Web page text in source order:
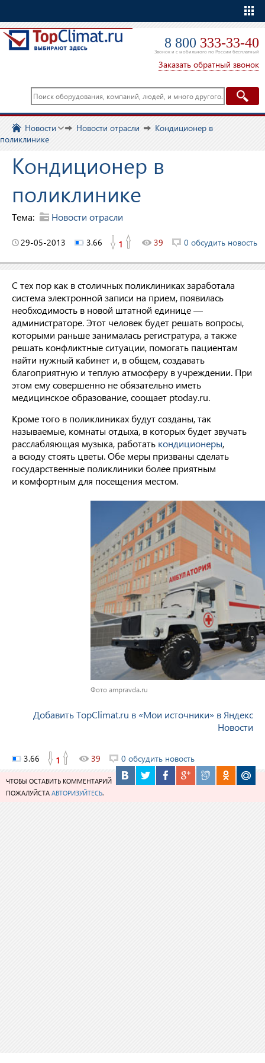
8 800 333-33-40
Звонок и с мобильного по России бесплатный
Заказать обратный звонок
Новости Новости отрасли
Кондиционер в
поликлинике
Кондиционер в
поликлинике
Тема: Новости отрасли
29-05-2013 3.66 1 39 0 обсудить новость
С тех пор как в столичных поликлиниках заработала
система электронной записи на прием, появилась
необходимость в новой штатной единице —
администраторе. Этот человек будет решать вопросы,
которыми раньше занималась регистратура, а также
решать конфликтные ситуации, помогать пациентам
найти нужный кабинет и, в общем, создавать
благоприятную и теплую атмосферу в учреждении. При
этом ему совершенно не обязательно иметь
медицинское образование, соощает ptoday.ru.
Кроме того в поликлиниках будут созданы, так
называемые, комнаты отдыха, в которых будет звучать
расслабляющая музыка, работать кондиционеры,
а всюду стоять цветы. Обе меры призваны сделать
государственные поликлиники более приятным
и комфортным для посещения местом.
Фото ampravda.ru
Добавить TopClimat.ru в «Мои источники» в Яндекс
Новости
3.66 1 39 0 обсудить новость
ЧТОБЫ ОСТАВИТЬ КОММЕНТАРИЙ
ПОЖАЛУЙСТА АВТОРИЗУЙТЕСЬ.